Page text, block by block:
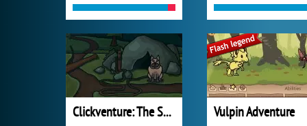
Clickventure: The Secret Beneath Vulpin Adventure